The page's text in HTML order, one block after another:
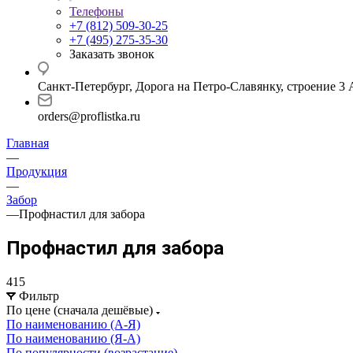
Телефоны
+7 (812) 509-30-25
+7 (495) 275-35-30
Заказать звонок
Санкт-Петербург, Дорога на Петро-Славянку, строение 3
orders@proflistka.ru
Главная
—
Продукция
—
Забор
—Профнастил для забора
Профнастил для забора
415
Фильтр
По цене (сначала дешёвые)
По наименованию (А-Я)
По наименованию (Я-А)